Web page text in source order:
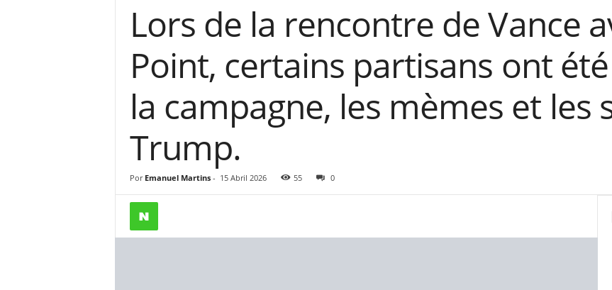
Lors de la rencontre de Vance
Point, certains partisans ont
la campagne, les mèmes et les
Trump.
Por Emanuel Martins- 15 Abril 2026 55 0